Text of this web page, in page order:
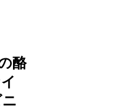
酪